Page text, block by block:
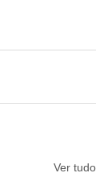
Ver tudo